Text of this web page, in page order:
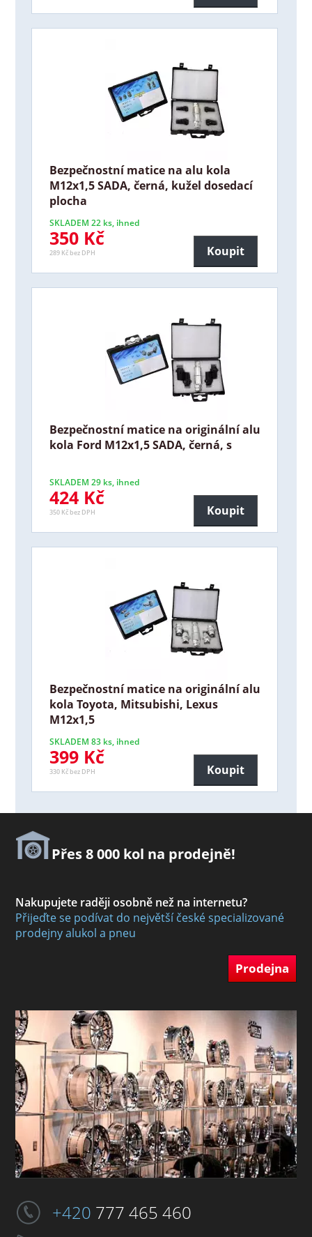
Bezpečnostní matice na alu kola
M12x1,5 SADA, černá, kužel dosedací
plocha
SKLADEM 22 ks, ihned
350 Kč
289 Kč bez DPH Koupit
Bezpečnostní matice na originální alu
kola Ford M12x1,5 SADA, černá, s
SKLADEM 29 ks, ihned
424 Kč
350 Kč bez DPH Koupit
Bezpečnostní matice na originální alu
kola Toyota, Mitsubishi, Lexus
M12x1,5
SKLADEM 83 ks, ihned
399 Kč
330 Kč bez DPH Koupit
Přes 8 000 kol na prodejně!
Nakupujete raději osobně než na internetu?
Přijeďte se podívat do největší české specializované
prodejny alukol a pneu
Prodejna
+420 777 465 460